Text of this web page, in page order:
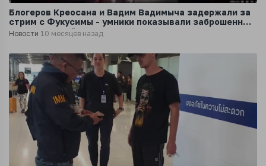
Блогеров Креосана и Вадим Вадимыча задержали за
стрим с Фукусимы - умники показывали заброшенный
после ядерной катастрофы дом
Новости 10 месяцев назад